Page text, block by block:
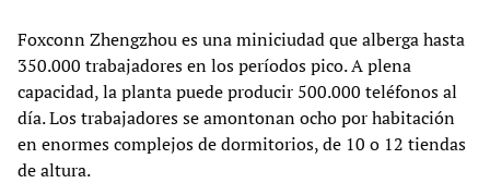
Foxconn Zhengzhou es una miniciudad que alberga hasta
350.000 trabajadores en los períodos pico. A plena
capacidad, la planta puede producir 500.000 teléfonos al
día. Los trabajadores se amontonan ocho por habitación
en enormes complejos de dormitorios, de 10 o 12 tiendas
de altura.